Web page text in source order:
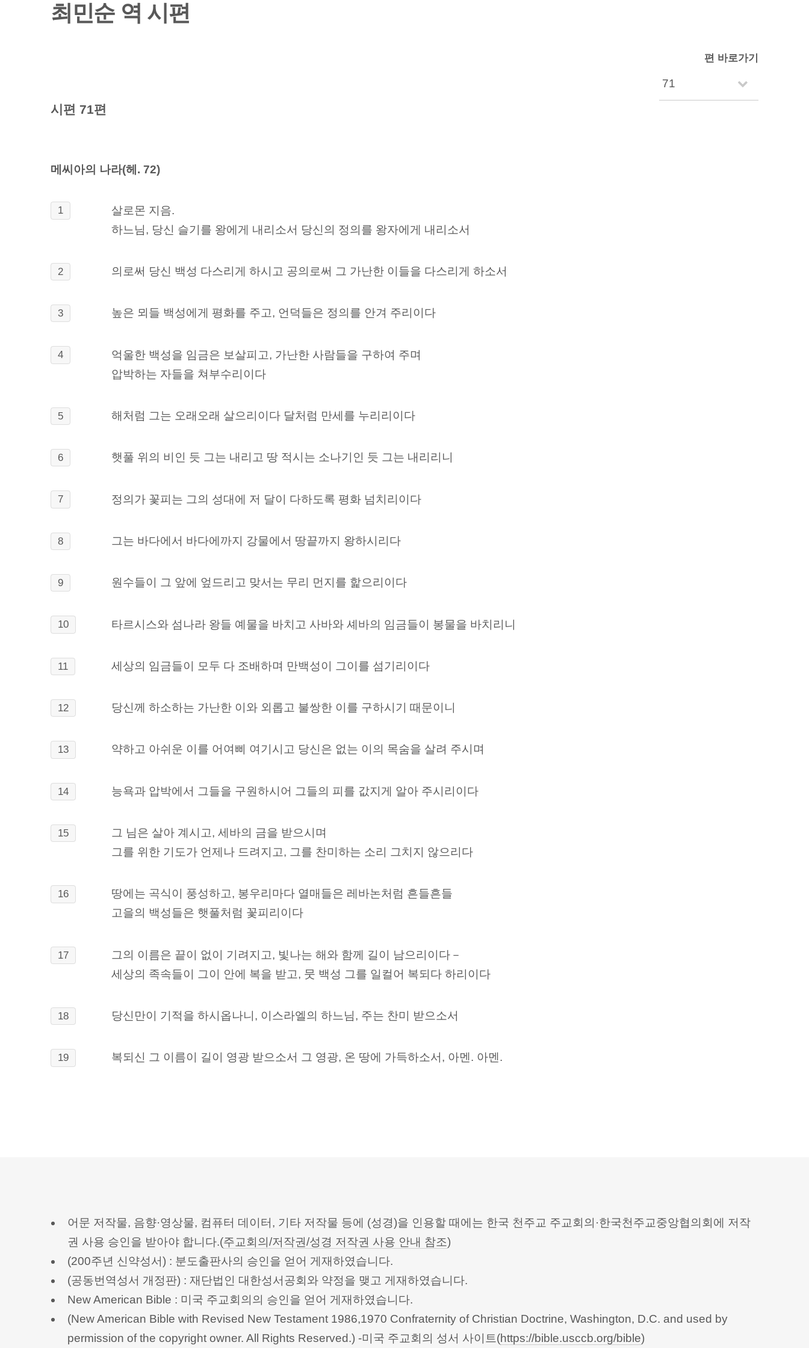
최민순 역 시편
편 바로가기
시편 71편
메씨아의 나라(헤. 72)
1
살로몬 지음.
하느님, 당신 슬기를 왕에게 내리소서 당신의 정의를 왕자에게 내리소서
2 의로써 당신 백성 다스리게 하시고 공의로써 그 가난한 이들을 다스리게 하소서
3 높은 뫼들 백성에게 평화를 주고, 언덕들은 정의를 안겨 주리이다
4
억울한 백성을 임금은 보살피고, 가난한 사람들을 구하여 주며
압박하는 자들을 쳐부수리이다
5 해처럼 그는 오래오래 살으리이다 달처럼 만세를 누리리이다
6 햇풀 위의 비인 듯 그는 내리고 땅 적시는 소나기인 듯 그는 내리리니
7 정의가 꽃피는 그의 성대에 저 달이 다하도록 평화 넘치리이다
8 그는 바다에서 바다에까지 강물에서 땅끝까지 왕하시리다
9 원수들이 그 앞에 엎드리고 맞서는 무리 먼지를 핥으리이다
10 타르시스와 섬나라 왕들 예물을 바치고 사바와 셰바의 임금들이 봉물을 바치리니
11 세상의 임금들이 모두 다 조배하며 만백성이 그이를 섬기리이다
12 당신께 하소하는 가난한 이와 외롭고 불쌍한 이를 구하시기 때문이니
13 약하고 아쉬운 이를 어여삐 여기시고 당신은 없는 이의 목숨을 살려 주시며
14 능욕과 압박에서 그들을 구원하시어 그들의 피를 값지게 알아 주시리이다
15
그 님은 살아 계시고, 세바의 금을 받으시며
그를 위한 기도가 언제나 드려지고, 그를 찬미하는 소리 그치지 않으리다
16
땅에는 곡식이 풍성하고, 봉우리마다 열매들은 레바논처럼 흔들흔들
고을의 백성들은 햇풀처럼 꽃피리이다
17
그의 이름은 끝이 없이 기려지고, 빛나는 해와 함께 길이 남으리이다－
세상의 족속들이 그이 안에 복을 받고, 뭇 백성 그를 일컬어 복되다 하리이다
18 당신만이 기적을 하시옵나니, 이스라엘의 하느님, 주는 찬미 받으소서
19 복되신 그 이름이 길이 영광 받으소서 그 영광, 온 땅에 가득하소서, 아멘. 아멘.
어문 저작물, 음향·영상물, 컴퓨터 데이터, 기타 저작물 등에 (성경)을 인용할 때에는 한국 천주교 주교회의·한국천주교중앙협의회에 저작
권 사용 승인을 받아야 합니다.(주교회의/저작권/성경 저작권 사용 안내 참조)
(200주년 신약성서) : 분도출판사의 승인을 얻어 게재하였습니다.
(공동번역성서 개정판) : 재단법인 대한성서공회와 약정을 맺고 게재하였습니다.
New American Bible : 미국 주교회의의 승인을 얻어 게재하였습니다.
(New American Bible with Revised New Testament 1986,1970 Confraternity of Christian Doctrine, Washington, D.C. and used by
permission of the copyright owner. All Rights Reserved.) -미국 주교회의 성서 사이트(https://bible.usccb.org/bible)